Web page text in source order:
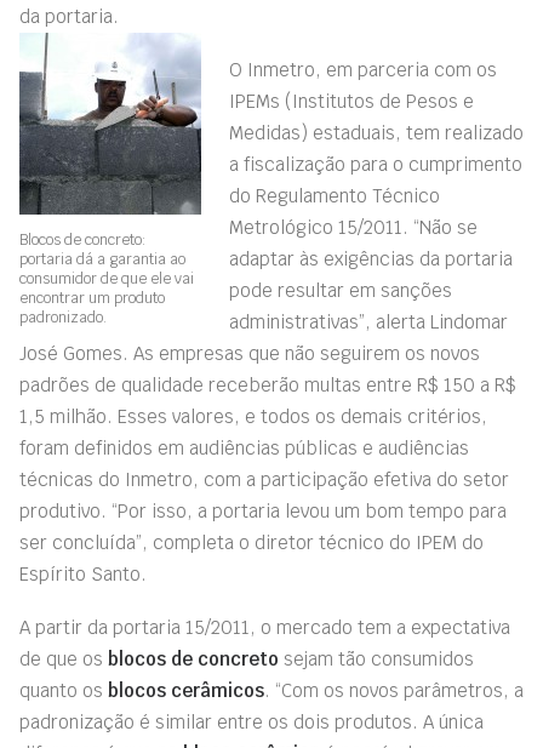
da portaria.
Blocos de concreto:
portaria dá a garantia ao
consumidor de que ele vai
encontrar um produto
padronizado.
O Inmetro, em parceria com os
IPEMs (Institutos de Pesos e
Medidas) estaduais, tem realizado
a fiscalização para o cumprimento
do Regulamento Técnico
Metrológico 15/2011. “Não se
adaptar às exigências da portaria
pode resultar em sanções
administrativas”, alerta Lindomar
José Gomes. As empresas que não seguirem os novos
padrões de qualidade receberão multas entre R$ 150 a R$
1,5 milhão. Esses valores, e todos os demais critérios,
foram definidos em audiências públicas e audiências
técnicas do Inmetro, com a participação efetiva do setor
produtivo. “Por isso, a portaria levou um bom tempo para
ser concluída”, completa o diretor técnico do IPEM do
Espírito Santo.
A partir da portaria 15/2011, o mercado tem a expectativa
de que os blocos de concreto sejam tão consumidos
quanto os blocos cerâmicos. “Com os novos parâmetros, a
padronização é similar entre os dois produtos. A única